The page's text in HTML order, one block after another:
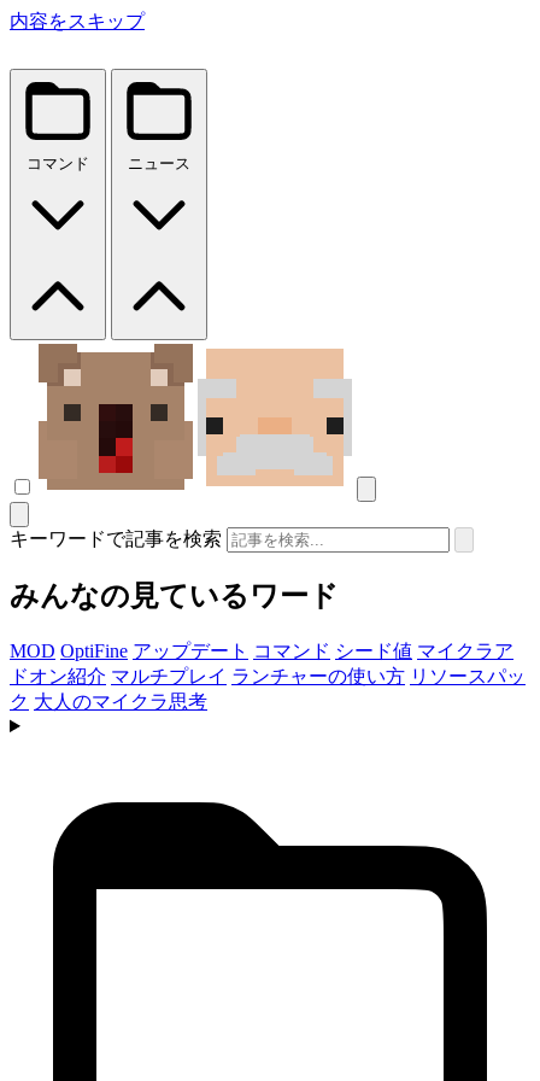
内容をスキップ
コマンド ニュース
キーワードで記事を検索
みんなの見ているワード
MOD OptiFine アップデート コマンド シード値 マイクラア
ドオン紹介 マルチプレイ ランチャーの使い方 リソースパッ
ク 大人のマイクラ思考